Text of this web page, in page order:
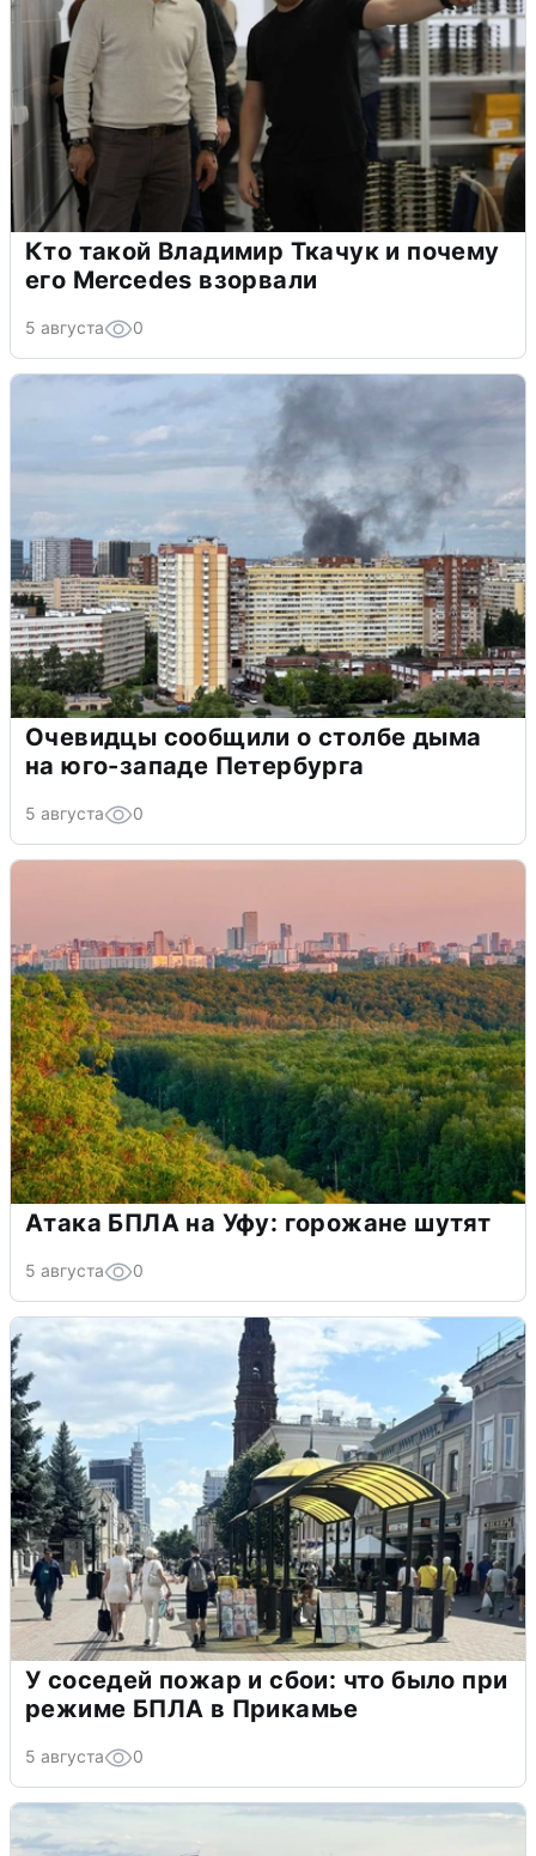
Кто такой Владимир Ткачук и почему
его Mercedes взорвали
5 августа 0
Очевидцы сообщили о столбе дыма
на юго-западе Петербурга
5 августа 0
Атака БПЛА на Уфу: горожане шутят
5 августа 0
У соседей пожар и сбои: что было при
режиме БПЛА в Прикамье
5 августа 0